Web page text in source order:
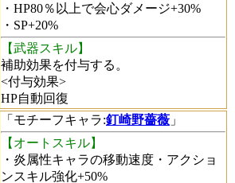
・HP80％以上で会心ダメージ+30%
・SP+20%
【武器スキル】
補助効果を付与する。
<付与効果>
HP自動回復
「 モチーフキャラ:釘崎野薔薇 」
【オートスキル】
・炎属性キャラの移動速度・アクショ
ンスキル強化+50%